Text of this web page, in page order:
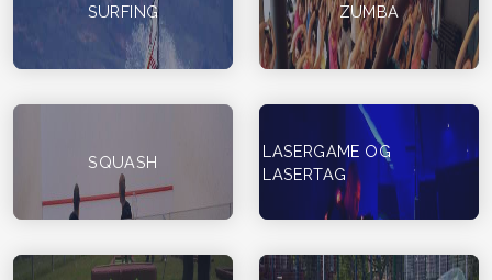
SURFING ZUMBA
SQUASH
LASERGAME OG
LASERTAG